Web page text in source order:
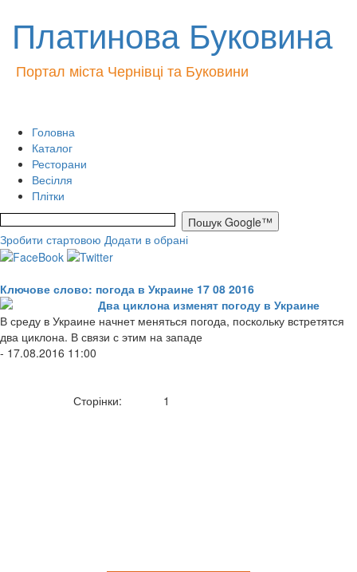
Платинова Буковина
Портал міста Чернівці та Буковини
Головна
Каталог
Ресторани
Весілля
Плітки
Зробити стартовою Додати в обрані
Ключове слово: погода в Украине 17 08 2016
Два циклона изменят погоду в Украине
В среду в Украине начнет меняться погода, поскольку встретятся
два циклона. В связи с этим на западе
- 17.08.2016 11:00
Сторінки: 1